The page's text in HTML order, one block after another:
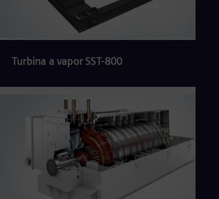
Turbina a vapor SST-800